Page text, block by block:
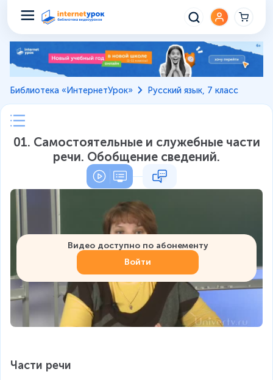
Библиотека «ИнтернетУрок» Русский язык, 7 класс
01. Самостоятельные и служебные части
речи. Обобщение сведений.
Видео доступно по абонементу
Войти
Части речи